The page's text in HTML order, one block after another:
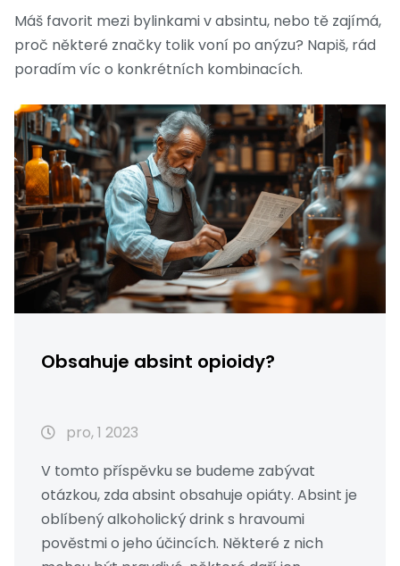
Máš favorit mezi bylinkami v absintu, nebo tě zajímá,
proč některé značky tolik voní po anýzu? Napiš, rád
poradím víc o konkrétních kombinacích.
Obsahuje absint opioidy?
pro, 1 2023
V tomto příspěvku se budeme zabývat
otázkou, zda absint obsahuje opiáty. Absint je
oblíbený alkoholický drink s hravoumi
pověstmi o jeho účincích. Některé z nich